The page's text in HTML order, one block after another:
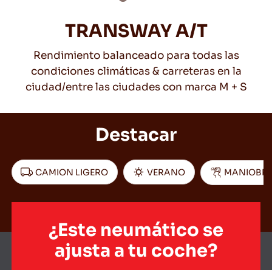
Consejos Para conducir En La Nieve
TRANSWAY A/T
Rendimiento balanceado para todas las
condiciones climáticas & carreteras en la
ciudad/entre las ciudades con marca M + S
Destacar
CAMION LIGERO VERANO
¿Este neumático se
ajusta a tu coche?